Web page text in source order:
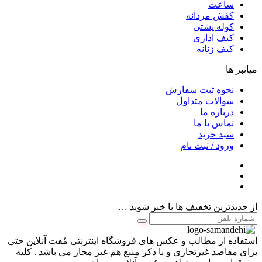
ساعت
کفش مردانه
کوله پشتی
کیف اداری
کیف زنانه
میانبر ها
نحوه ثبت سفارش
سوالات متداول
درباره ما
تماس با ما
سبد خرید
ورود / ثبت نام
از جدیدترین تخفیف ها با خبر شوید …
استفاده از مطالب و عکس های فروشگاه اینترنتی مُفت آنلاین حتی
برای مقاصد غیرتجاری و با ذکر منبع هم غیر مجاز می باشد . کلیه